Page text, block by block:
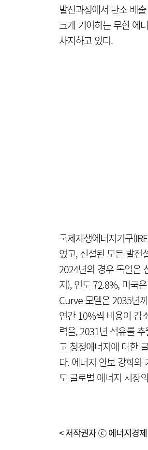
발전과정에서 탄소 배
크게 기여하는 무한 에
차지하고 있다.
국제재생에너지기구
였고, 신설된 모든 발전
2024년의 경우 독일은
지), 인도 72.8%, 미국
Curve 모델은 2035년
연간 10%씩 비용이 감
력을, 2031년 석유를
고 청정에너지에 대한
다. 에너지 안보 강화와
도 글로벌 에너지 시장
< 저작권자 ⓒ 에너지경